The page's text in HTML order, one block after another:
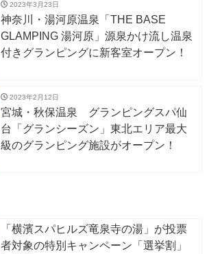
2023年3月23日
神奈川・湯河原温泉「THE BASE
GLAMPING 湯河原」源泉かけ流し温泉
付きグランピングに新客室オープン！
2023年2月12日
宮城・秋保温泉 グランピングスパ仙
台「グランシーズン」東北エリア最大
級のグランピング施設がオープン！
「横濱スパヒルズ竜泉寺の湯」が投票
者対象の特別キャンペーン「選挙割」